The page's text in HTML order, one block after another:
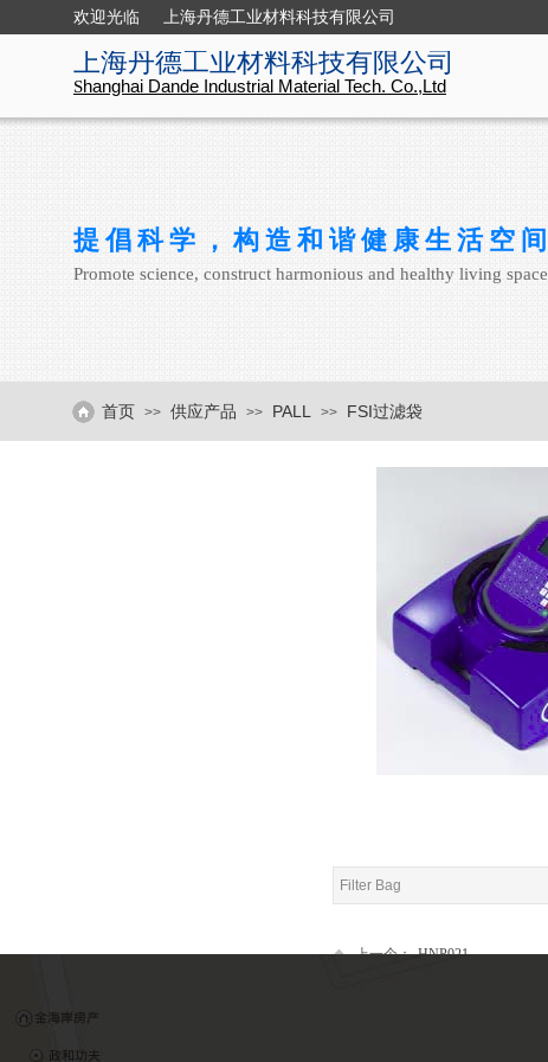
欢迎光临 上海丹德工业材料科技有限公司
上海丹德工业材料科技有限公司
Shanghai Dande Industrial Material Tech. Co.,Ltd
提倡科学，构造和谐健康生活空间
Promote science, construct harmonious and healthy living space
首页 >> 供应产品 >> PALL >> FSI过滤袋
Filter Bag
上一个： HNP021